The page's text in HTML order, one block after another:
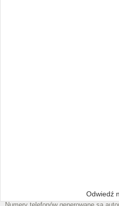
Odwiedź